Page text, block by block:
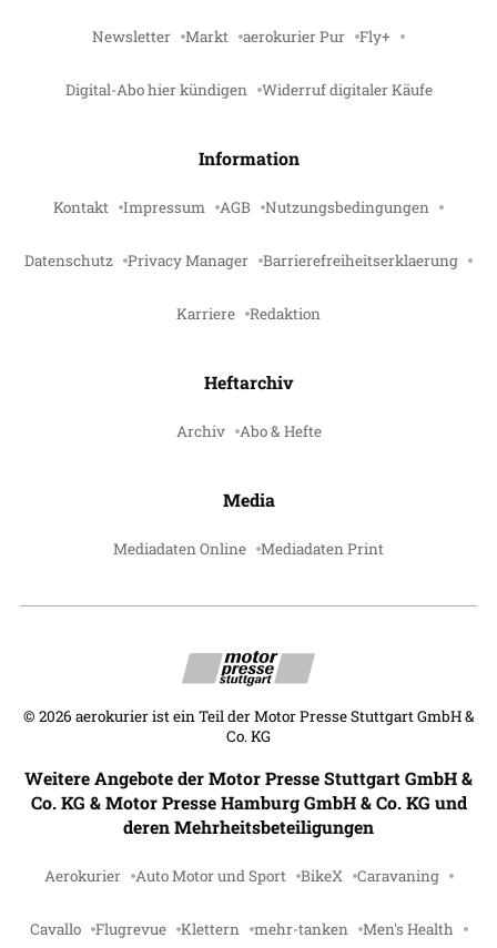
Newsletter Markt aerokurier Pur Fly+
Digital-Abo hier kündigen Widerruf digitaler Käufe
Information
Kontakt Impressum AGB Nutzungsbedingungen
Datenschutz Privacy Manager Barrierefreiheitserklaerung
Karriere Redaktion
Heftarchiv
Archiv Abo & Hefte
Media
Mediadaten Online Mediadaten Print
© 2026 aerokurier ist ein Teil der Motor Presse Stuttgart GmbH &
Co. KG
Weitere Angebote der Motor Presse Stuttgart GmbH &
Co. KG & Motor Presse Hamburg GmbH & Co. KG und
deren Mehrheitsbeteiligungen
Aerokurier Auto Motor und Sport BikeX Caravaning
Cavallo Flugrevue Klettern mehr-tanken Men's Health